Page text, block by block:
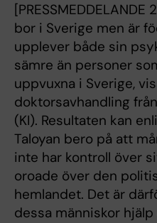
bor i Sverige men är
upplever både sin
sämre än personer
uppvuxna i Sverige,
doktorsavhandling
(KI). Resultaten kan
Taloyan bero på att
inte har kontroll över
oroade över den
hemlandet. Det är
dessa människor